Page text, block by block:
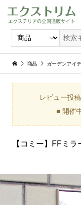
商品 ガーデンアイ
レビュー投
■ 開催
【コミー】FFミ